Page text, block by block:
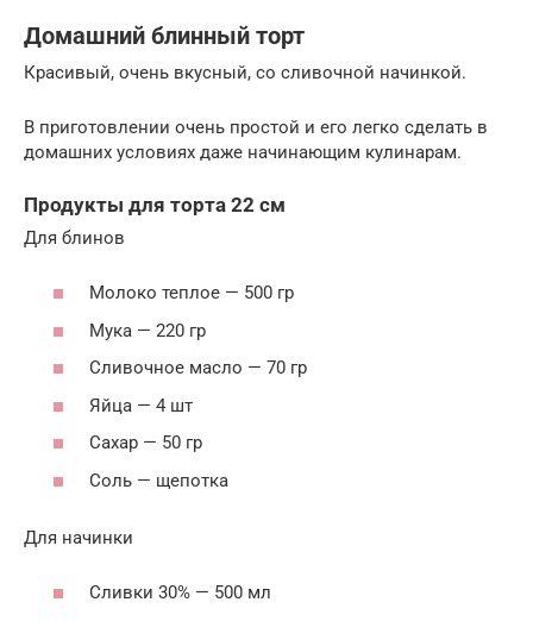
Домашний блинный торт
Красивый, очень вкусный, со сливочной начинкой.
В приготовлении очень простой и его легко сделать в
домашних условиях даже начинающим кулинарам.
Продукты для торта 22 см
Для блинов
Молоко теплое — 500 гр
Мука — 220 гр
Сливочное масло — 70 гр
Яйца — 4 шт
Сахар — 50 гр
Соль — щепотка
Для начинки
Сливки 30% — 500 мл